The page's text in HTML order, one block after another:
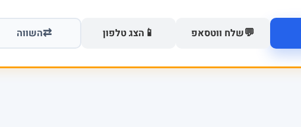
💬שלח ווטסאפ 📱 הצג טלפון ⇄השווה